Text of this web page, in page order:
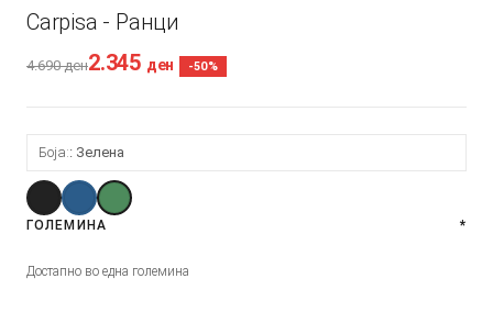
Carpisa - Ранци
4.690ден2.345 ден -50%
Боја: Зелена
ГОЛЕМИНА *
Достапно во една големина